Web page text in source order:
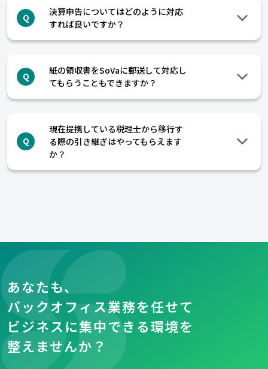
Q
決算申告についてはどのように対応
すれば良いですか？
Q
紙の領収書をSoVaに郵送して対応し
てもらうこともできますか？
Q
現在提携している税理士から移行す
る際の引き継ぎはやってもらえます
か？
あなたも、
バックオフィス業務を任せて
ビジネスに集中できる環境を
整えませんか？